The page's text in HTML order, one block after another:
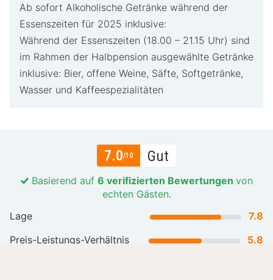
Ab sofort Alkoholische Getränke während der
Essenszeiten für 2025 inklusive:
Während der Essenszeiten (18.00 – 21.15 Uhr) sind
im Rahmen der Halbpension ausgewählte Getränke
inklusive: Bier, offene Weine, Säfte, Softgetränke,
Wasser und Kaffeespezialitäten
7.0/10 Gut
Basierend auf 6 verifizierten Bewertungen von
echten Gästen.
Lage
7.8
Preis-Leistungs-Verhältnis
5.8